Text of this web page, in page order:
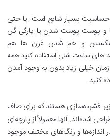
بسیار شایع است. یا حتی
و پوست پوست شدن یا پارگی گن
شکستن و خم شدن غزن ها هم
های ساعت شنی استفاده کنید همه
خیلی زیاد بدون به وجود آمدن
کنید.
فشرده‌سازی هستند که برای صاف
شده‌اند. آنها معمولاً از پارچه‌ای
و رنگ‌های مختلف موجود